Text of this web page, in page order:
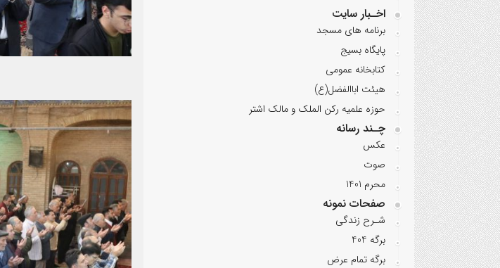
اخـبار سایت
برنامه‌ های مسجد
پایگاه بسیج
کتابخانه عمومی
هیئت اباالفضل(ع)
حوزه علمیه رکن الملک و مالک اشتر
چـند رسانه
عکس
صوت
محرم 1401
صفحات نمونه
شـرح زندگی
برگه 404
برگه تمام عرض